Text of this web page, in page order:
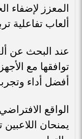
المعزز لإضفاء
ألعاب تفاعلية
توافقها مع
أفضل أداء
الواقع
يمنحان